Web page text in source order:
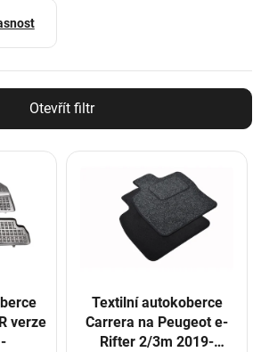
Otevřít filtr
verze
Textilní autokoberce
Carrera na Peugeot e-
Rifter 2/3m 2019-